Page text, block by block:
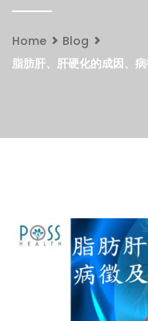
Home
Blog
脂肪肝、肝硬化的成因、